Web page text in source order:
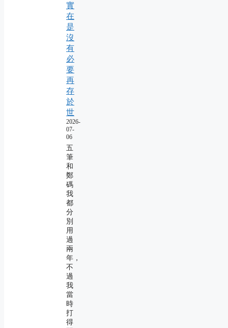
實
在
是
沒
有
必
要
再
存
於
世
2026-
07-
06
五
筆
和
鄭
碼
我
都
分
別
用
過
兩
年，
不
過
我
當
時
打
得